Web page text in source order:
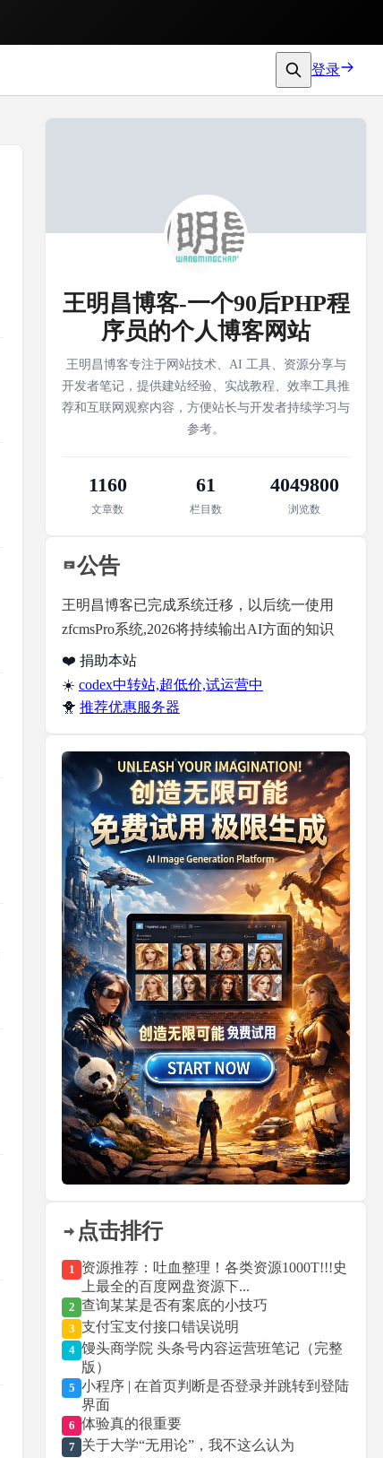
登录
王明昌博客-一个90后PHP程
序员的个人博客网站
王明昌博客专注于网站技术、AI 工具、资源分享与
开发者笔记，提供建站经验、实战教程、效率工具推
荐和互联网观察内容，方便站长与开发者持续学习与
参考。
1160
文章数
61
栏目数
4049800
浏览数
公告
王明昌博客已完成系统迁移，以后统一使用
zfcmsPro系统,2026将持续输出AI方面的知识
❤️ 捐助本站
☀️ codex中转站,超低价,试运营中
🐥 推荐优惠服务器
点击排行
1 资源推荐：吐血整理！各类资源1000T!!!史
上最全的百度网盘资源下...
2 查询某某是否有案底的小技巧
3 支付宝支付接口错误说明
4 馒头商学院 头条号内容运营班笔记（完整
版）
5 小程序 | 在首页判断是否登录并跳转到登陆
界面
6 体验真的很重要
7 关于大学“无用论”，我不这么认为